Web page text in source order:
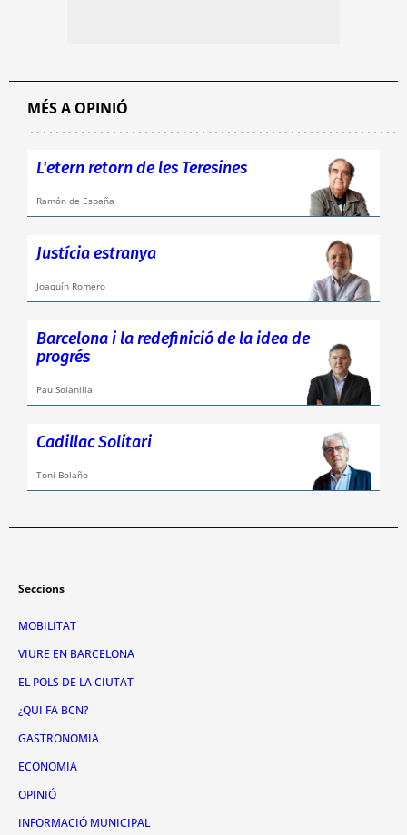
MÉS A OPINIÓ
L'etern retorn de les Teresines
Ramón de España
Justícia estranya
Joaquín Romero
Barcelona i la redefinició de la idea de
progrés
Pau Solanilla
Cadillac Solitari
Toni Bolaño
Seccions
MOBILITAT
VIURE EN BARCELONA
EL POLS DE LA CIUTAT
¿QUI FA BCN?
GASTRONOMIA
ECONOMIA
OPINIÓ
INFORMACIÓ MUNICIPAL